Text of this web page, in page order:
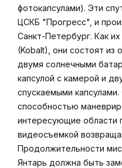
фотокапсулами). Эти
ЦСКБ "Прогресс", и
Санкт-Петербург. Как
(Kobalt), они состоят
двумя солнечными
капсулой с камерой и
спускаемыми
способностью
интересующие области
видеосъемкой
Продолжительности
Янтарь должна быть